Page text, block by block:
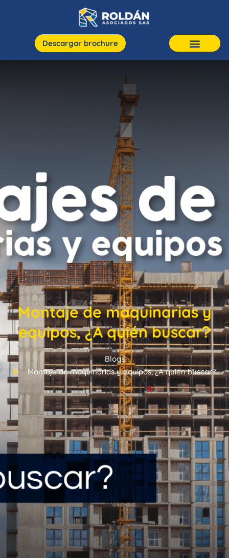
Descargar brochure
Montaje de maquinarias y
equipos, ¿A quién buscar?
Blogs
Montaje de maquinarias y equipos, ¿A quién buscar?